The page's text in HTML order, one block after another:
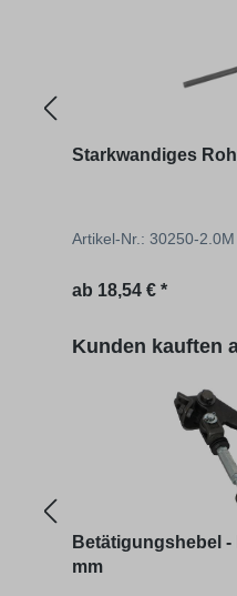
Starkwandiges
Artikel-Nr.: 30250-2.0M
Regulärer Preis:
ab 18,54 € *
Produktgalerie
Kunden kauften
Betätigungshebel
mm